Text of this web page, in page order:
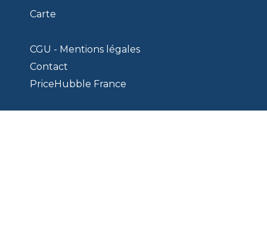
Carte
CGU - Mentions légales
Contact
PriceHubble France